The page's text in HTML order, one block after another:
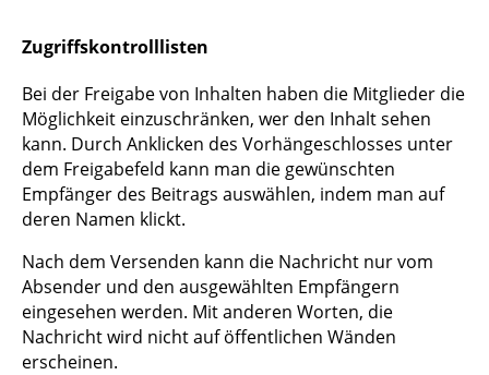
Zugriffskontrolllisten
Bei der Freigabe von Inhalten haben die Mitglieder die
Möglichkeit einzuschränken, wer den Inhalt sehen
kann. Durch Anklicken des Vorhängeschlosses unter
dem Freigabefeld kann man die gewünschten
Empfänger des Beitrags auswählen, indem man auf
deren Namen klickt.
Nach dem Versenden kann die Nachricht nur vom
Absender und den ausgewählten Empfängern
eingesehen werden. Mit anderen Worten, die
Nachricht wird nicht auf öffentlichen Wänden
erscheinen.